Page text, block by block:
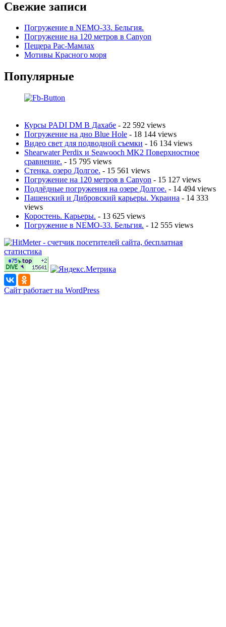
Свежие записи
Погружение в NEMO-33. Бельгия.
Погружение на 120 метров в Canyon
Пещера Рас-Мамлах
Мотивы Красного моря
Популярные
Курсы PADI DM В Дахабе - 22 592 views
Погружение на дно Blue Hole - 18 144 views
Видео свет для подводной съемки - 16 134 views
Shearwater Perdix и Seawooch MK2 Поверхностное
сравнение. - 15 795 views
Стенка. озеро Долгое. - 15 561 views
Погружение на 120 метров в Canyon - 15 127 views
Подлёдные погружения на озере Долгое. - 14 494 views
Пашенский и Дибровский карьеры. Украина - 14 333
views
Коростень. Карьеры. - 13 625 views
Погружение в NEMO-33. Бельгия. - 12 555 views
Сайт работает на WordPress